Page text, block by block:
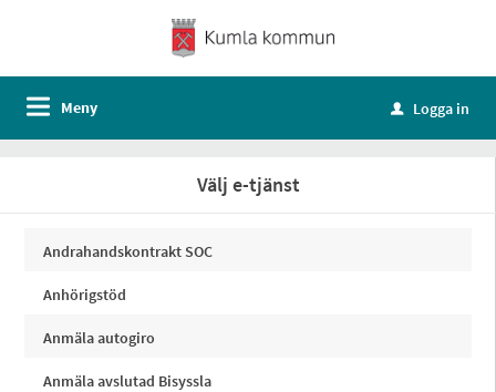
Meny u Logga in
Välj e-tjänst
Andrahandskontrakt SOC
Anhörigstöd
Anmäla autogiro
Anmäla avslutad Bisyssla